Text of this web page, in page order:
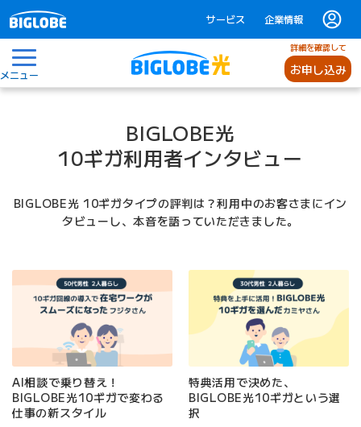
サービス 企業情報
メニュー
詳細を確認して
お申し込み
BIGLOBE光
10ギガ利用者インタビュー
BIGLOBE光 10ギガタイプの評判は？利用中のお客さまにイン
タビューし、本音を語っていただきました。
AI相談で乗り替え！
BIGLOBE光10ギガで変わる
仕事の新スタイル
特典活用で決めた、
BIGLOBE光10ギガという選
択